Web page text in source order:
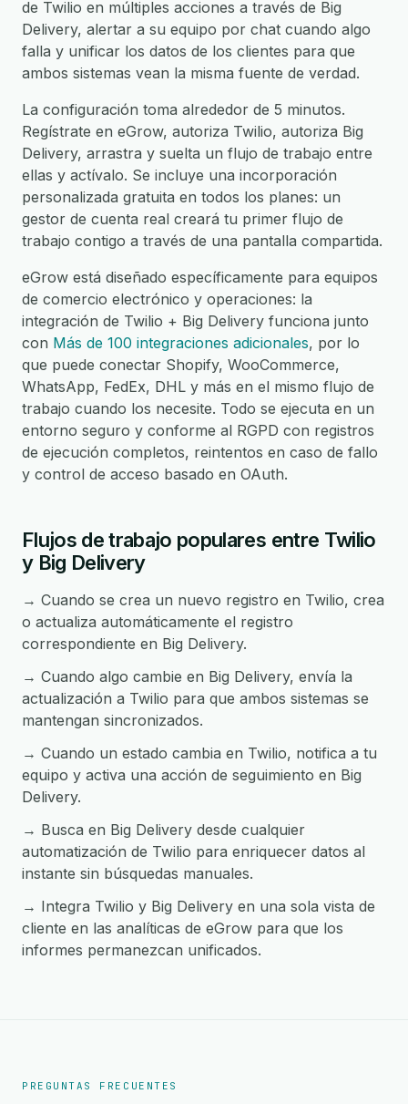
de Twilio en múltiples acciones a través de Big
Delivery, alertar a su equipo por chat cuando algo
falla y unificar los datos de los clientes para que
ambos sistemas vean la misma fuente de verdad.
La configuración toma alrededor de 5 minutos.
Regístrate en eGrow, autoriza Twilio, autoriza Big
Delivery, arrastra y suelta un flujo de trabajo entre
ellas y actívalo. Se incluye una incorporación
personalizada gratuita en todos los planes: un
gestor de cuenta real creará tu primer flujo de
trabajo contigo a través de una pantalla compartida.
eGrow está diseñado específicamente para equipos
de comercio electrónico y operaciones: la
integración de Twilio + Big Delivery funciona junto
con Más de 100 integraciones adicionales, por lo
que puede conectar Shopify, WooCommerce,
WhatsApp, FedEx, DHL y más en el mismo flujo de
trabajo cuando los necesite. Todo se ejecuta en un
entorno seguro y conforme al RGPD con registros
de ejecución completos, reintentos en caso de fallo
y control de acceso basado en OAuth.
Flujos de trabajo populares entre Twilio
y Big Delivery
→ Cuando se crea un nuevo registro en Twilio, crea
o actualiza automáticamente el registro
correspondiente en Big Delivery.
→ Cuando algo cambie en Big Delivery, envía la
actualización a Twilio para que ambos sistemas se
mantengan sincronizados.
→ Cuando un estado cambia en Twilio, notifica a tu
equipo y activa una acción de seguimiento en Big
Delivery.
→ Busca en Big Delivery desde cualquier
automatización de Twilio para enriquecer datos al
instante sin búsquedas manuales.
→ Integra Twilio y Big Delivery en una sola vista de
cliente en las analíticas de eGrow para que los
informes permanezcan unificados.
PREGUNTAS FRECUENTES